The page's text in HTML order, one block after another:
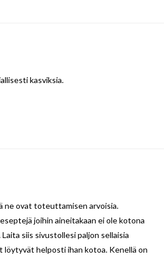
kasviksia.
ne ovat toteuttamisen arvoisia.
joihin aineitakaan ei ole kotona
siis sivustollesi paljon sellaisia
helposti ihan kotoa. Kenellä on